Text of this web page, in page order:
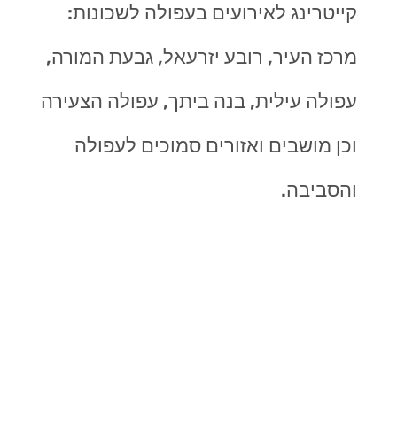
קייטרינג לאירועים בעפולה לשכונות:
מרכז העיר, רובע יזרעאל, גבעת המורה,
עפולה עילית, בנה ביתך, עפולה הצעירה
וכן מושבים ואזורים סמוכים לעפולה
והסביבה.